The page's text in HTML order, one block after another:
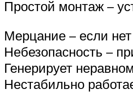
Простой монтаж –
Мерцание – если
Небезопасность –
Генерирует
Нестабильно